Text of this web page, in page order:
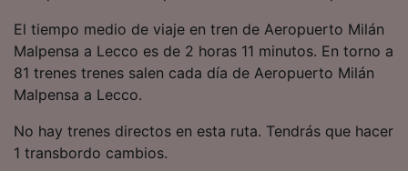
El tiempo medio de viaje en tren de Aeropuerto Milán
Malpensa a Lecco es de 2 horas 11 minutos. En torno a
81 trenes trenes salen cada día de Aeropuerto Milán
Malpensa a Lecco.
No hay trenes directos en esta ruta. Tendrás que hacer
1 transbordo cambios.
características del dispositivo para su
identificación. Almacenar la información en un
dispositivo y/o acceder a ella. Publicidad y
contenido personalizados, medición de
publicidad y contenido, investigación de
audiencia y desarrollo de servicios.
Lista de asociados (proveedores)